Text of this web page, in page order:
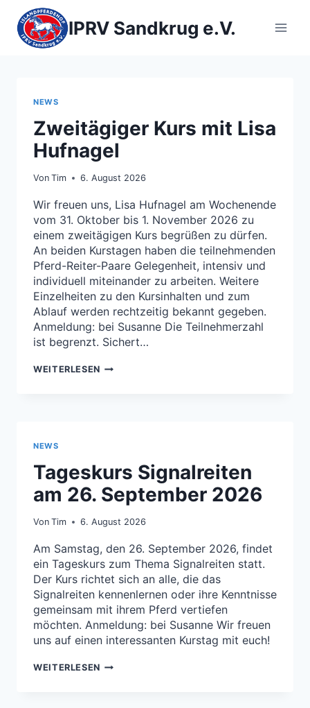
Inhalt
springen
IPRV Sandkrug e.V.
NEWS
Zweitägiger Kurs mit Lisa
Hufnagel
Von Tim 6. August 2026
Wir freuen uns, Lisa Hufnagel am Wochenende
vom 31. Oktober bis 1. November 2026 zu
einem zweitägigen Kurs begrüßen zu dürfen.
An beiden Kurstagen haben die teilnehmenden
Pferd-Reiter-Paare Gelegenheit, intensiv und
individuell miteinander zu arbeiten. Weitere
Einzelheiten zu den Kursinhalten und zum
Ablauf werden rechtzeitig bekannt gegeben.
Anmeldung: bei Susanne Die Teilnehmerzahl
ist begrenzt. Sichert…
WEITERLESEN ZWEITÄGIGER
NEWS
Tageskurs Signalreiten
am 26. September 2026
Von Tim 6. August 2026
Am Samstag, den 26. September 2026, findet
ein Tageskurs zum Thema Signalreiten statt.
Der Kurs richtet sich an alle, die das
Signalreiten kennenlernen oder ihre Kenntnisse
gemeinsam mit ihrem Pferd vertiefen
möchten. Anmeldung: bei Susanne Wir freuen
uns auf einen interessanten Kurstag mit euch!
WEITERLESEN TAGESKURS